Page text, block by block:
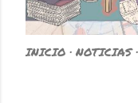
INICIO NOTICIAS